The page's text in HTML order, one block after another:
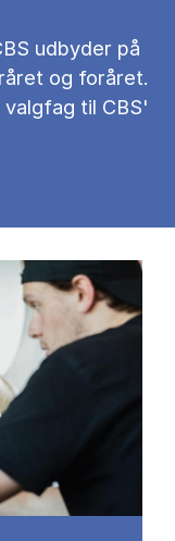
udbyder på
og foråret.
til CBS'